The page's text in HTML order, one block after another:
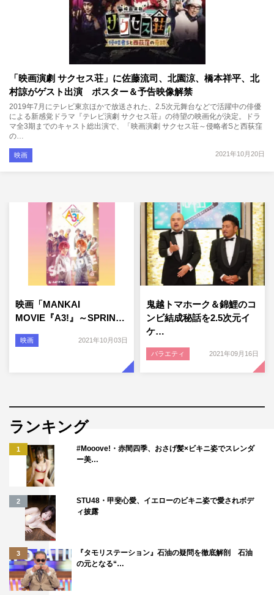
「映画演劇 サクセス荘」に佐藤流司、北園涼、橋本祥平、北
村諒がゲスト出演 ポスター＆予告映像解禁
2019年7月にテレビ東京ほかで放送された、2.5次元舞台などで活躍中の俳優
による新感覚ドラマ『テレビ演劇 サクセス荘』の待望の映画化が決定。ドラ
マ全3期までのキャスト総出演で、「映画演劇 サクセス荘～侵略者Sと西荻窪
の…
2021年10月20日
映画
映画「MANKAI
MOVIE『A3!』～SPRIN…
映画 2021年10月03日
鬼越トマホーク＆錦鯉のコ
ンビ結成秘話を2.5次元イ
ケ…
バラエティ 2021年09月16日
ランキング
1
#Mooove!・赤間四季、おさげ髪×ビキニ姿でスレンダ
ー美…
2
STU48・甲斐心愛、イエローのビキニ姿で愛されボデ
ィ披露
3
『タモリステーション』石油の疑問を徹底解剖 石油
の元となる“…